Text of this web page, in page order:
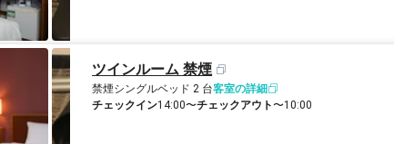
ツインルーム 禁煙
禁煙シングルベッド 2 台客室の詳細
チェックイン14:00〜チェックアウト〜10:00